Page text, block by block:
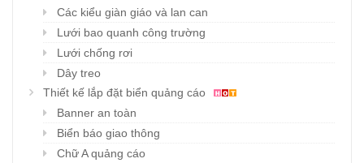
Các kiểu giàn giáo và lan can
Lưới bao quanh công trường
Lưới chống rơi
Dây treo
Thiết kế lắp đặt biển quảng cáo
Banner an toàn
Biển báo giao thông
Chữ A quảng cáo